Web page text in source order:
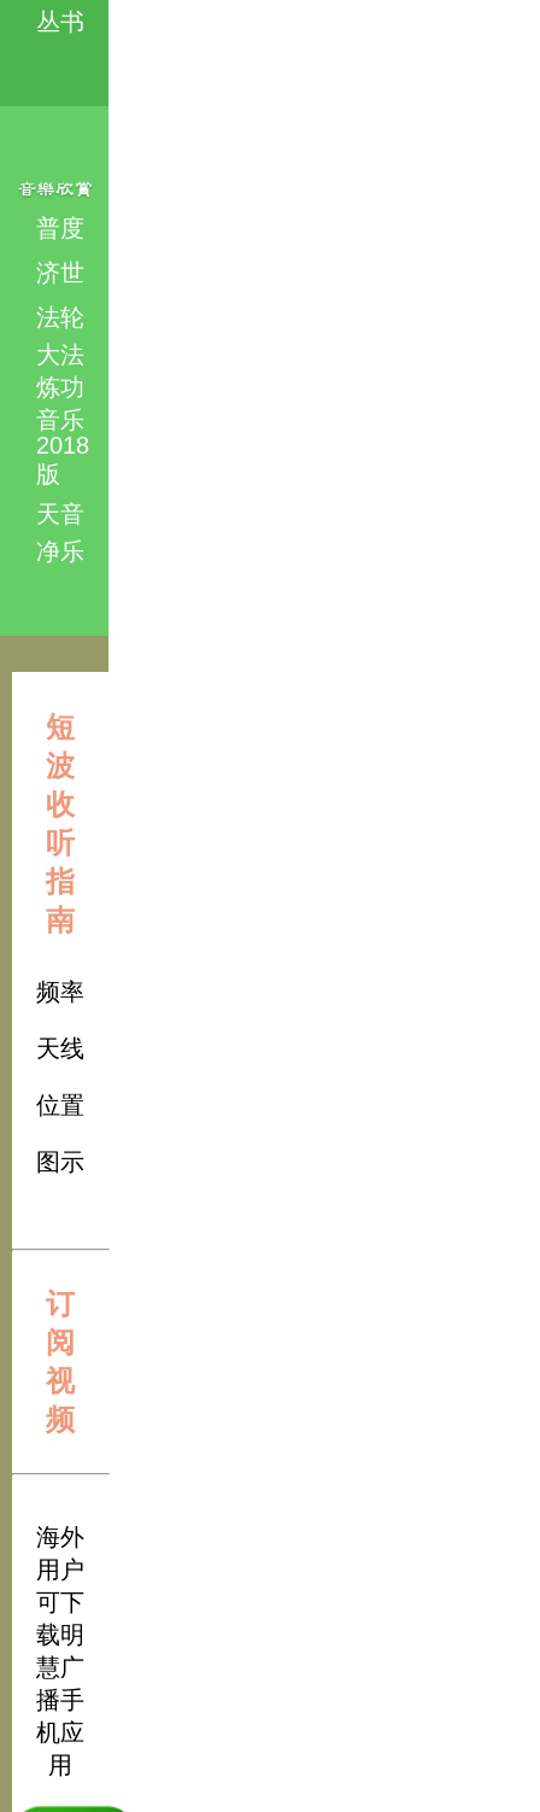
丛书
普度
济世
法轮
大法
炼功
音乐
2018
版
天音
净乐
短
波
收
听
指
南
频率
天线
位置
图示
订
阅
视
频
海外
用户
可下
载明
慧广
播手
机应
用